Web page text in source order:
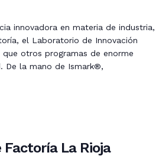
innovadora en materia de industria,
el Laboratorio de Innovación
otros programas de enorme
De la mano de Ismark®,
La Rioja